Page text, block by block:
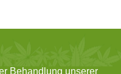
Behandlung unserer